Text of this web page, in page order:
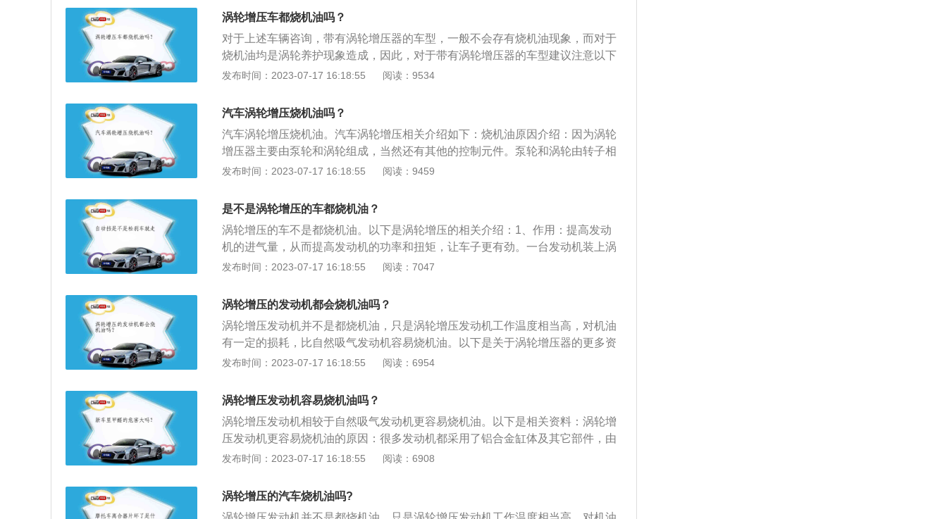
样汽车刚开始运行的时候，就会有更多的机油油气窜进燃烧室，形成烧机油。解
决办法：建议更换或者维修气缸和活塞。2、油气分离器的工艺问题现今的工
艺，油气分离器分离不彻底，部分机油蒸汽随着混合气进了燃烧室一起燃烧，而
涡轮增压发动机对油气分离器的材质、设计要求更高，这样相对来说涡轮增压发
动机就更容易烧机油了。解决办法：建议及时检查汽油分离问题。3、转子通过
子工作时的转速非常高，所以涡轮增压器一般用全浮动轴承，由机油来进行润滑
和冷却，这方面来讲也造成了机油的过多消耗。解决办法：建议检查转子和润滑
油问题。
涡轮增压车都烧机油吗？
对于上述车辆咨询，带有涡轮增压器的车型，一般不会存有烧机油现象，而对于
烧机油均是涡轮养护现象造成，因此，对于带有涡轮增压器的车型建议注意以下
使用建议建议使用合成润滑油和定期更换、清洁空滤，其次，在行驶过程中，车
热量也无法被机油带走，容易造成涡轮增压器转轴与轴套之间“咬死”。
发布时间：2023-07-17 16:18:55 阅读：9534
汽车涡轮增压烧机油吗？
汽车涡轮增压烧机油。汽车涡轮增压相关介绍如下：烧机油原因介绍：因为涡轮
增压器主要由泵轮和涡轮组成，当然还有其他的控制元件。泵轮和涡轮由转子相
连，转子工作时的转速将达到每分钟十几万转，如此高的转速令到常见的机械滚
行润滑以及冷却。涡轮增压发动机使用机油介绍：涡轮增压发动机最好使用全合
成机油。因为全合成机油是经过人工制造的机油。其选用天然物质进行化学分
解，后又与其它多种物质合成，最后才生产出合成机油。因此全合成机油的化学
成分更稳定、阻力更小，可以在降低油耗的同时，更好的保护引擎。
发布时间：2023-07-17 16:18:55 阅读：9459
是不是涡轮增压的车都烧机油？
涡轮增压的车不是都烧机油。以下是涡轮增压的相关介绍：1、作用：提高发动
机的进气量，从而提高发动机的功率和扭矩，让车子更有劲。一台发动机装上涡
轮增压器后，其最大功率与未装增压器的时候相比可以增加40%甚至更高。2、
构成：汽油机涡轮增压系统是由涡轮增压器和中冷器两部分组成，通过涡轮增压
器压缩空气，由中冷器对压缩后的空气进行冷却。涡轮增压器由涡轮室和增压器
组成。
发布时间：2023-07-17 16:18:55 阅读：7047
涡轮增压的发动机都会烧机油吗？
涡轮增压发动机并不是都烧机油，只是涡轮增压发动机工作温度相当高，对机油
有一定的损耗，比自然吸气发动机容易烧机油。以下是关于涡轮增压器的更多资
料：1、1.5t和1.8t：1.5t和1.8t两者都是采用涡轮增压发动机，区别在于两者排量
标志：字母T在汽车上的标志含义就是此车具有涡轮增压器。3、工作原理：涡轮
增压器是利用发动机排出的废气惯性冲力来推动涡轮，涡轮又带动同轴的叶轮，
叶轮再压送空气，使之增压进入气缸。4、注意事项：汽车发动机启动之后，不
能急踩加速踏板，应先怠速运转三分钟，这是为使机油温度升高，流动性能变
好，从而使涡轮增压器得到充分润滑，然后才能提高发动机转速，起步行驶，这
发布时间：2023-07-17 16:18:55 阅读：6954
涡轮增压发动机容易烧机油吗？
涡轮增压发动机相较于自然吸气发动机更容易烧机油。以下是相关资料：涡轮增
压发动机更容易烧机油的原因：很多发动机都采用了铝合金缸体及其它部件，由
于金属都有热胀冷缩的现象，涡轮运行时，发动机气缸与活塞之间的间隙会因为
的时候预留了更宽的气缸与活塞间隙，以免高温膨胀后导致部件挤压受损。这
样，在发动机启动时，在使用相同粘度的机油的情况下，涡轮增压发动机相较于
发布时间：2023-07-17 16:18:55 阅读：6908
涡轮增压的汽车烧机油吗?